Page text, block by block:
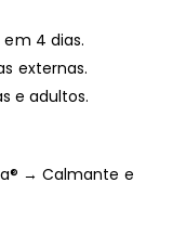
4 dias.
externas.
e adultos.
→ Calmante e